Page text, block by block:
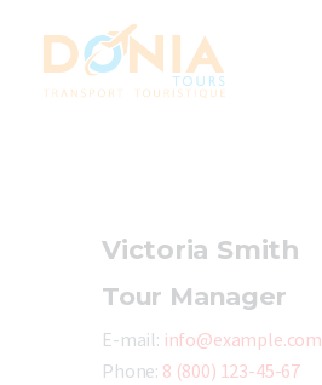
Nos services
Contact
Victoria Smith
Tour Manager
E-mail: info@example.com
Phone: 8 (800) 123-45-67